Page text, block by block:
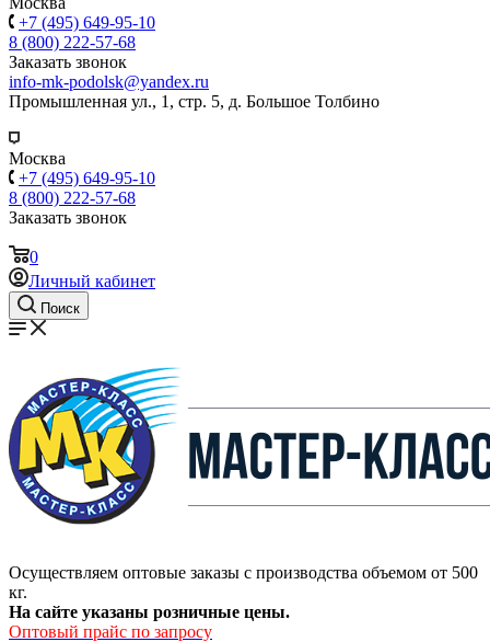
+7 (495) 649-95-10
8 (800) 222-57-68
Заказать звонок
info-mk-podolsk@yandex.ru
Промышленная ул., 1, стр. 5, д. Большое Толбино
Москва
+7 (495) 649-95-10
8 (800) 222-57-68
Заказать звонок
0
Личный кабинет
Поиск
Осуществляем оптовые заказы с производства объемом от 500
кг.
На сайте указаны розничные цены.
Оптовый прайс по запросу